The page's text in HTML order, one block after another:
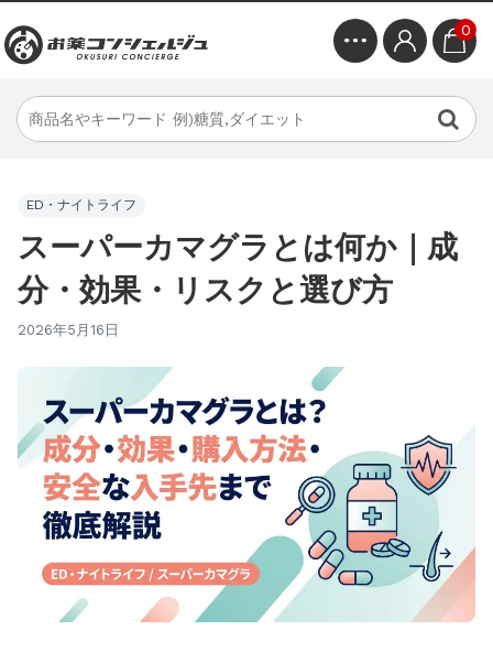
0
ED・ナイトライフ
スーパーカマグラとは何か｜成
分・効果・リスクと選び方
2026年5月16日